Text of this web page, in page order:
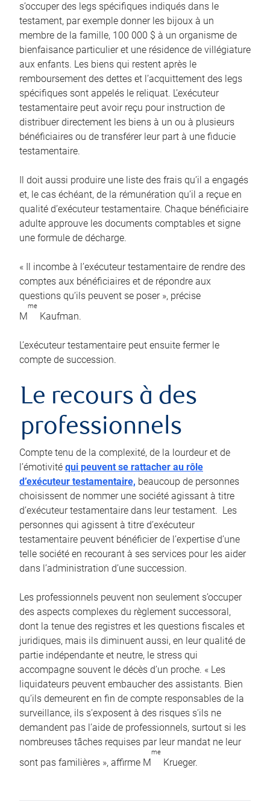
s’occuper des legs spécifiques indiqués dans le
testament, par exemple donner les bijoux à un
membre de la famille, 100 000 $ à un organisme de
bienfaisance particulier et une résidence de villégiature
aux enfants. Les biens qui restent après le
remboursement des dettes et l’acquittement des legs
spécifiques sont appelés le reliquat. L’exécuteur
testamentaire peut avoir reçu pour instruction de
distribuer directement les biens à un ou à plusieurs
bénéficiaires ou de transférer leur part à une fiducie
testamentaire.
Il doit aussi produire une liste des frais qu’il a engagés
et, le cas échéant, de la rémunération qu’il a reçue en
qualité d’exécuteur testamentaire. Chaque bénéficiaire
adulte approuve les documents comptables et signe
une formule de décharge.
« Il incombe à l’exécuteur testamentaire de rendre des
comptes aux bénéficiaires et de répondre aux
questions qu’ils peuvent se poser », précise
M
me
Kaufman.
L’exécuteur testamentaire peut ensuite fermer le
compte de succession.
Le recours à des
professionnels
Compte tenu de la complexité, de la lourdeur et de
l’émotivité qui peuvent se rattacher au rôle
d’exécuteur testamentaire, beaucoup de personnes
choisissent de nommer une société agissant à titre
d’exécuteur testamentaire dans leur testament. Les
personnes qui agissent à titre d’exécuteur
testamentaire peuvent bénéficier de l’expertise d’une
telle société en recourant à ses services pour les aider
dans l’administration d’une succession.
Les professionnels peuvent non seulement s’occuper
des aspects complexes du règlement successoral,
dont la tenue des registres et les questions fiscales et
juridiques, mais ils diminuent aussi, en leur qualité de
partie indépendante et neutre, le stress qui
accompagne souvent le décès d’un proche. « Les
liquidateurs peuvent embaucher des assistants. Bien
qu’ils demeurent en fin de compte responsables de la
surveillance, ils s’exposent à des risques s’ils ne
demandent pas l’aide de professionnels, surtout si les
nombreuses tâches requises par leur mandat ne leur
sont pas familières », affirme M
me
Krueger.